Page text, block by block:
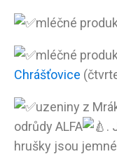
mléčné
mléčné
Chrášťovice
uzeniny z
odrůdy ALFA
.
hrušky jsou